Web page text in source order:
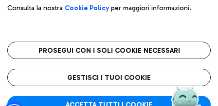
Gelateria
Wine Bar & Sparkling
Raggiungi l’aeroporto senza pensieri con il servizio di taxi a
Scopri la nostra offerta per una pausa gustosa in aeroporto
Mappa Aeroporto Fiumicino
Privacy policy
Note legali
Roma FCO
L'aeroporto stellato
Consulta la nostra Cookie Policyper maggiori informazioni.
PROSEGUI CON I SOLI COOKIE NECESSARI
GESTISCI I TUOI COOKIE